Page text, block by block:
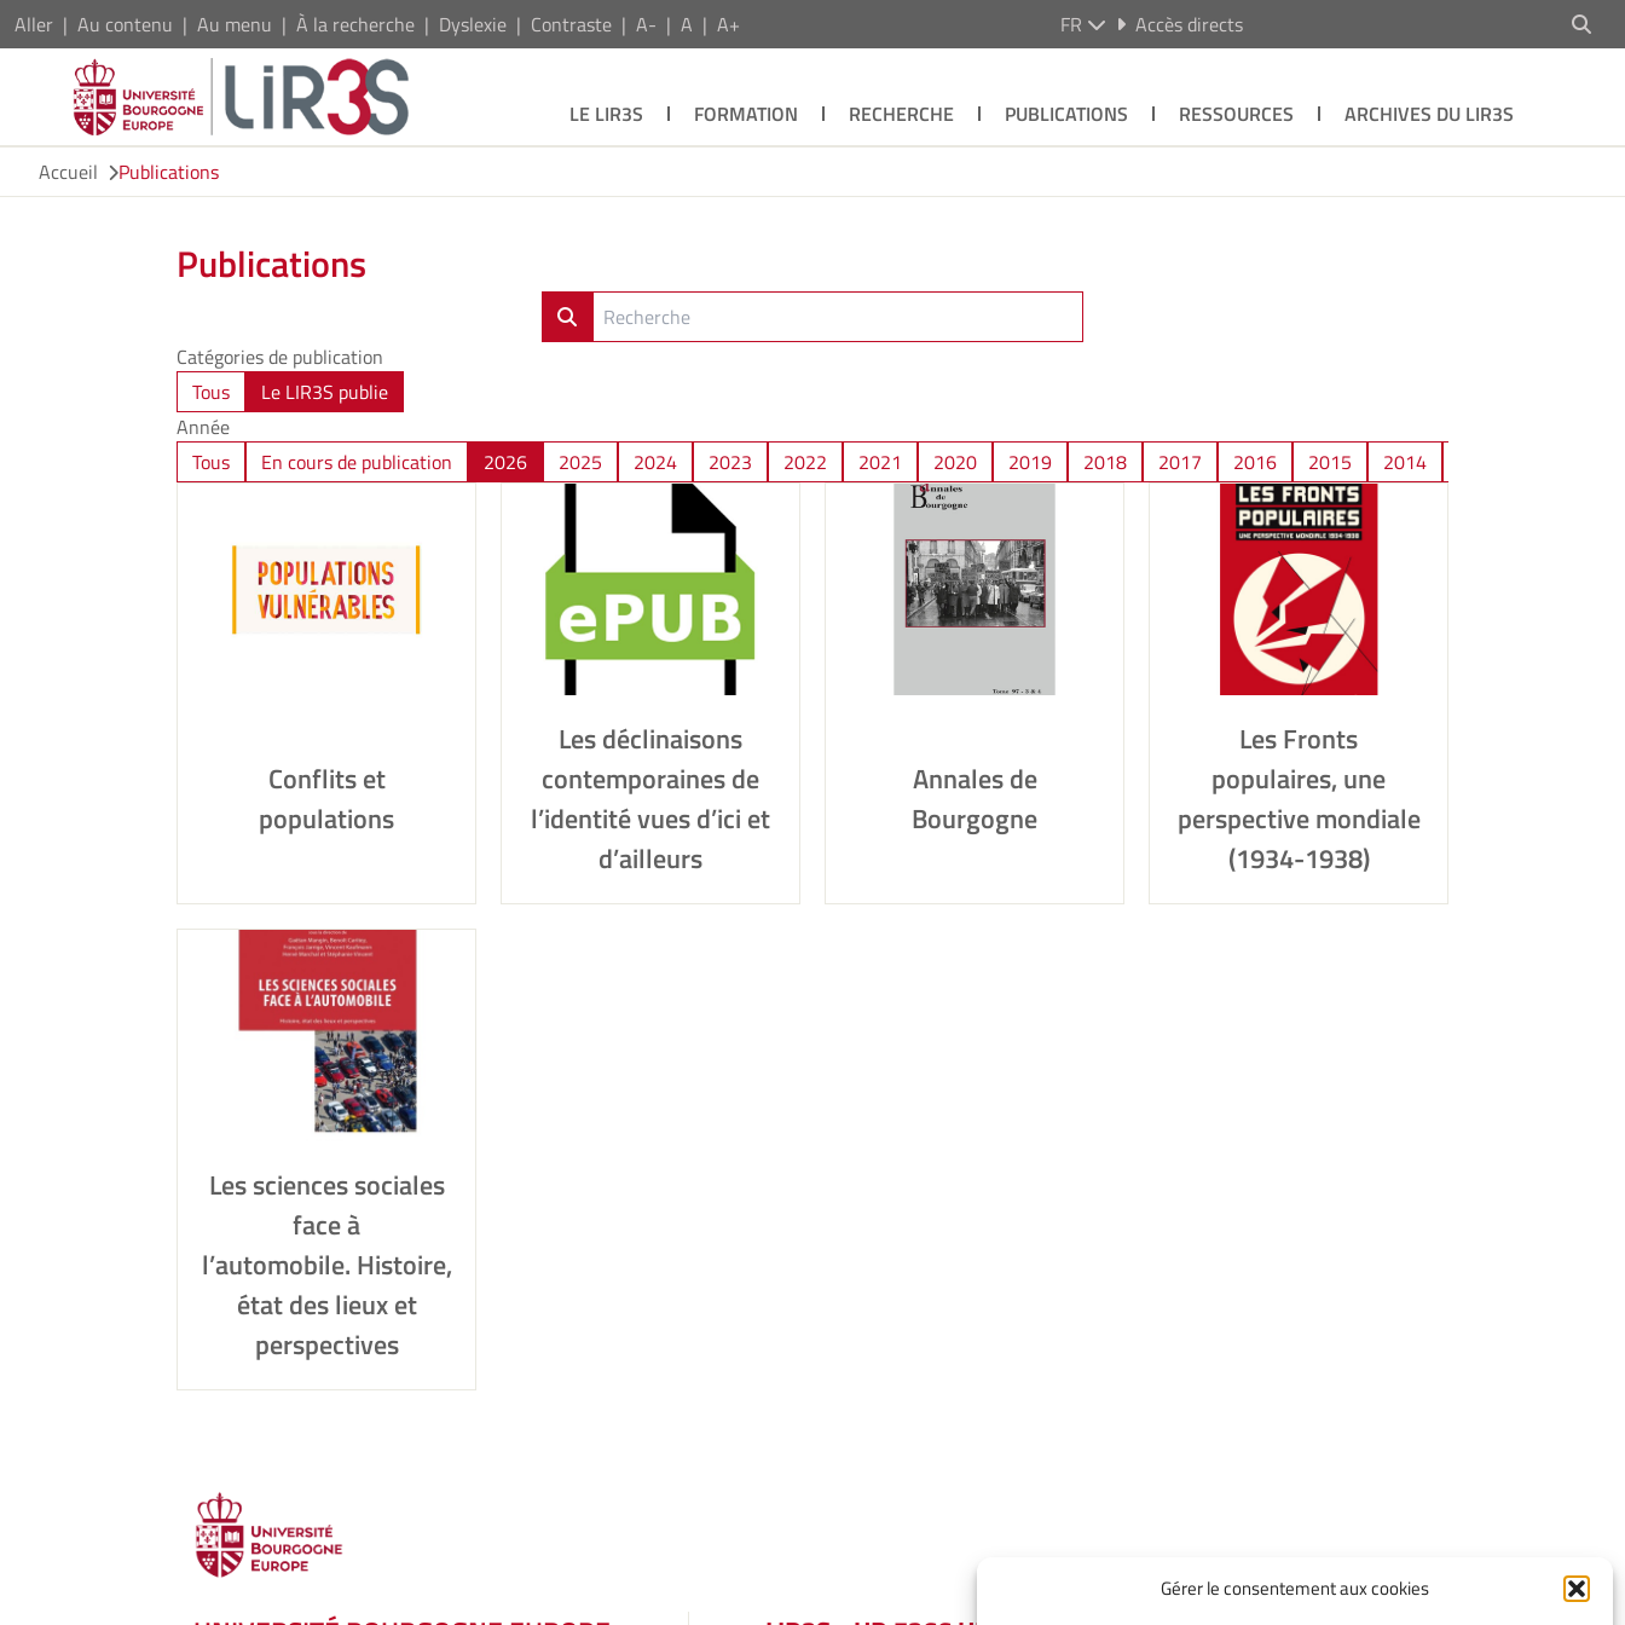
Gérer le consentement aux cookies
Aller Au contenu Au menu À la recherche Dyslexie Contraste A- A A+ FR Accès directs
LE LIR3S FORMATION RECHERCHE PUBLICATIONS RESSOURCES
ARCHIVES DU LIR3S
Accueil
Publications
Publications
Catégories de publication
Tous
Le LIR3S publie
Année
Tous
En cours de publication 2026 2025 2024 2023 2022 2021 2020 2019 2018 2017 2016 2015 2014
Conflits et
populations
Les déclinaisons
contemporaines de
l’identité vues d’ici et
d’ailleurs
Annales de
Bourgogne
Les Fronts
populaires, une
perspective mondiale
(1934-1938)
Les sciences sociales
face à
l’automobile. Histoire,
état des lieux et
perspectives